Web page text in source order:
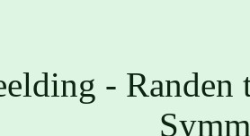
- Randen